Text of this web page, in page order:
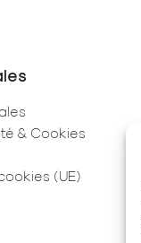
& Cookies
(UE)